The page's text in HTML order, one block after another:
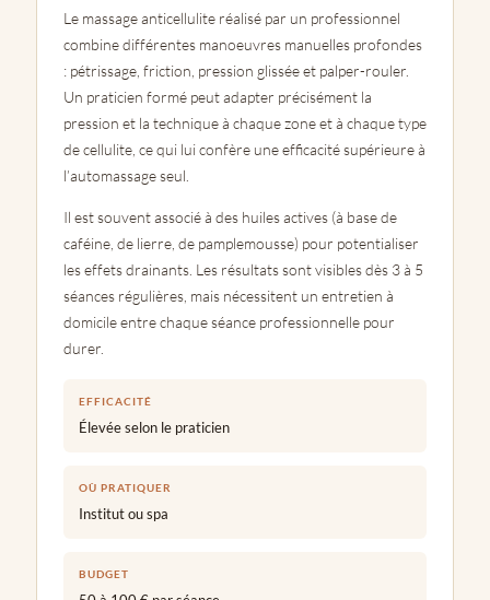
Le massage anticellulite réalisé par un professionnel
combine différentes manoeuvres manuelles profondes
: pétrissage, friction, pression glissée et palper-rouler.
Un praticien formé peut adapter précisément la
pression et la technique à chaque zone et à chaque type
de cellulite, ce qui lui confère une efficacité supérieure à
l’automassage seul.
Il est souvent associé à des huiles actives (à base de
caféine, de lierre, de pamplemousse) pour potentialiser
les effets drainants. Les résultats sont visibles dès 3 à 5
séances régulières, mais nécessitent un entretien à
domicile entre chaque séance professionnelle pour
durer.
EFFICACITÉ
Élevée selon le praticien
OÙ PRATIQUER
Institut ou spa
BUDGET